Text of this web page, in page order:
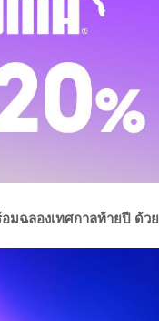
มฉลองเทศกาลท้ายปี ด้วย